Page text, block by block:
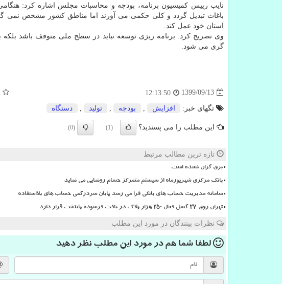
باغات تبدیل گردد و کلی حکمی می آورند اما مناطق کشور مشخص نمی
استان خود عمل کند.
وی تصریح کرد: برنامه ریزی توسعه نباید در سطح ملی متوقف باشد بلکه
گری می شود.
1399/09/13
12:13:50
تگهای خبر: افزایش بودجه تولید دستگاه
این مطلب را می پسندید؟ (1)
(0)
تازه ترین مطالب مرتبط
برق گران نشده است
بانک مرکزی شهریورماه از سیستم متمرکز حسام رونمایی می نماید
سامانه مدیریت حساب های بانکی فرا می رسد پایان سردرگمی حساب های بلااستفاده
تهران روی ۲۷ گسل فعال ۲۵۰ هزار پلاک در بافت فرسوده پایتخت قرار دارد
نظرات بینندگان در مورد این مطلب
لطفا شما همدر مورد این مطلب نظر دهید